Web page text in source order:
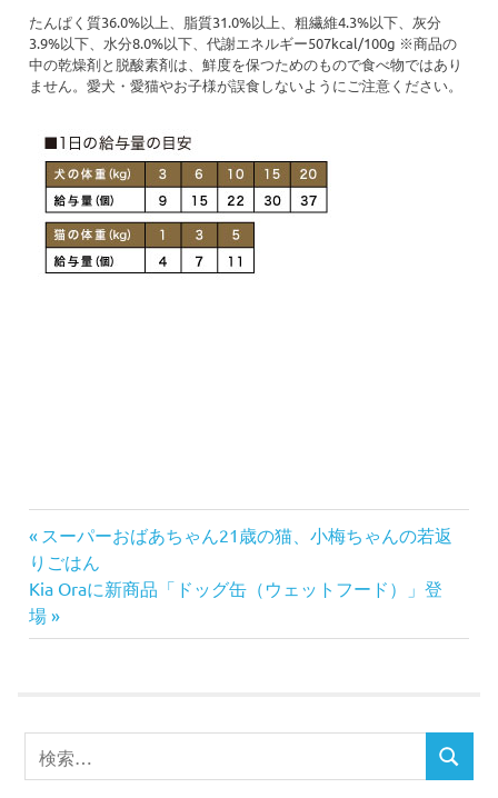
たんぱく質36.0%以上、脂質31.0%以上、粗繊維4.3%以下、灰分
3.9%以下、水分8.0%以下、代謝エネルギー507kcal/100g ※商品の
中の乾燥剤と脱酸素剤は、鮮度を保つためのもので食べ物ではあり
ません。愛犬・愛猫やお子様が誤食しないようにご注意ください。
投
稿
ナ
ゲ
前
の
記
事:
スーパーおばあちゃん21歳の猫、小梅ちゃんの若返
りごはん
次
の
記
Kia Oraに新商品「ドッグ缶（ウェットフード）」登
場
検
索
検